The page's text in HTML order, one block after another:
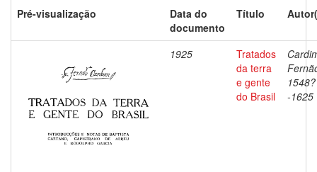
Pré-visualização
Data do
documento
Título
1925
Tratados
da terra
e gente
do Brasil
1548?
-1625